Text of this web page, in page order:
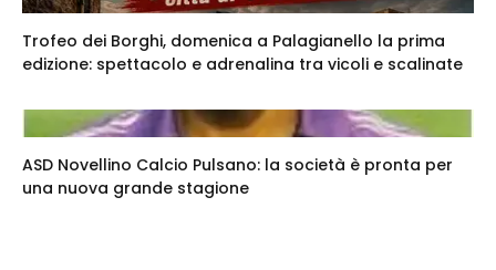
Trofeo dei Borghi, domenica a Palagianello la prima
edizione: spettacolo e adrenalina tra vicoli e scalinate
ASD Novellino Calcio Pulsano: la società è pronta per
una nuova grande stagione